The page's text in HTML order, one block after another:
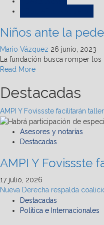
Niños ante la
Mario Vázquez 26 junio, 2023
La fundación busca romper
Read MoreRead
about
Niños
ante
la
pederastia:
Un
que
pelea
contra
un
Goliat
mundial
Destacadas
AMPI Y Fovissste facilitarán
Asesores y notarías
Destacadas
AMPI Y Fovissste
17 julio, 2026
Nueva Derecha respalda
Destacadas
Política e Internacionales